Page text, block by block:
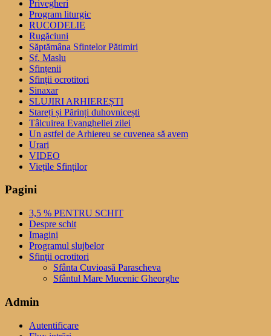
Privegheri
Program liturgic
RUCODELIE
Rugăciuni
Săptămâna Sfintelor Pătimiri
Sf. Maslu
Sfințenii
Sfinții ocrotitori
Sinaxar
SLUJIRI ARHIEREȘTI
Stareți și Părinți duhovnicești
Tâlcuirea Evangheliei zilei
Un astfel de Arhiereu se cuvenea să avem
Urari
VIDEO
Viețile Sfinților
Pagini
3,5 % PENTRU SCHIT
Despre schit
Imagini
Programul slujbelor
Sfinţii ocrotitori
Sfânta Cuvioasă Parascheva
Sfântul Mare Mucenic Gheorghe
Admin
Autentificare